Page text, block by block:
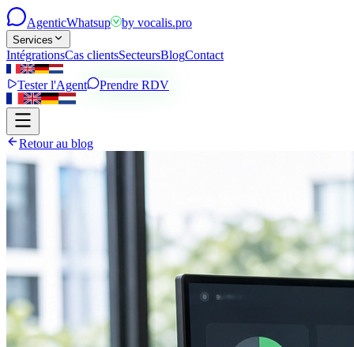
AgenticWhatsup by vocalis.pro
Services
IntégrationsCas clientsSecteursBlogContact
Tester l'Agent Prendre RDV
Retour au blog